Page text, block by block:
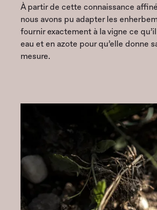
À partir de cette connaissance
nous avons pu adapter les
fournir exactement à la vigne ce
eau et en azote pour qu’elle donne
mesure.